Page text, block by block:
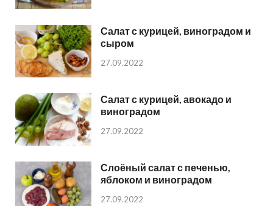
Салат с курицей, виноградом и
сыром
27.09.2022
Салат с курицей, авокадо и
виноградом
27.09.2022
Слоёный салат с печенью,
яблоком и виноградом
27.09.2022